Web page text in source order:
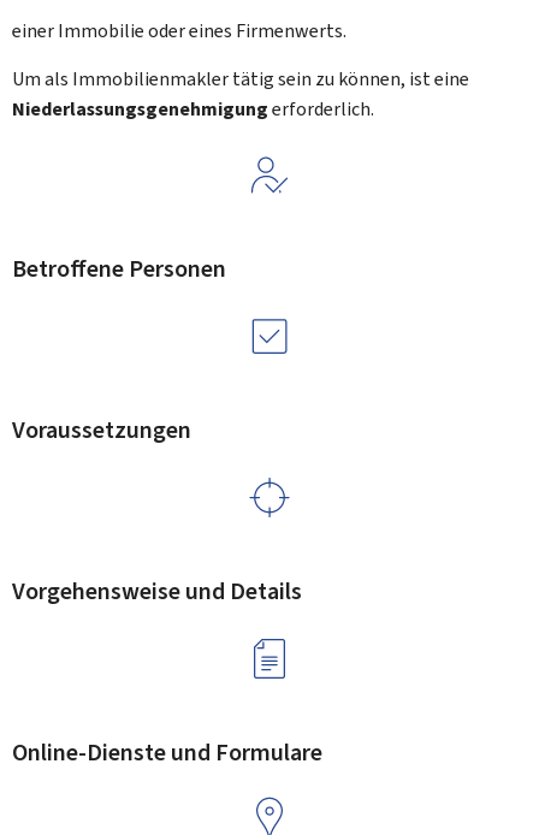
einer Immobilie oder eines Firmenwerts.
Um als Immobilienmakler tätig sein zu können, ist eine
Niederlassungsgenehmigungerforderlich.
Betroffene Personen
Voraussetzungen
Vorgehensweise und Details
Online-Dienste und Formulare